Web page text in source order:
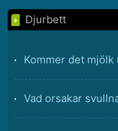
Djurbett
Kommer det mjölk
Vad orsakar